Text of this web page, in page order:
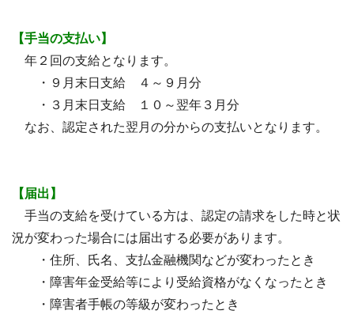
【手当の支払い】
年２回の支給となります。
・９月末日支給 ４～９月分
・３月末日支給 １０～翌年３月分
なお、認定された翌月の分からの支払いとなります。
【届出】
手当の支給を受けている方は、認定の請求をした時と状
況が変わった場合には届出する必要があります。
・住所、氏名、支払金融機関などが変わったとき
・障害年金受給等により受給資格がなくなったとき
・障害者手帳の等級が変わったとき